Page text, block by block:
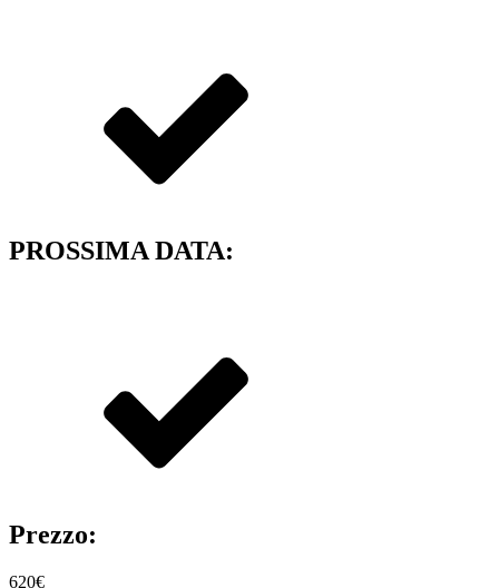
PROSSIMA DATA:
Prezzo:
620€